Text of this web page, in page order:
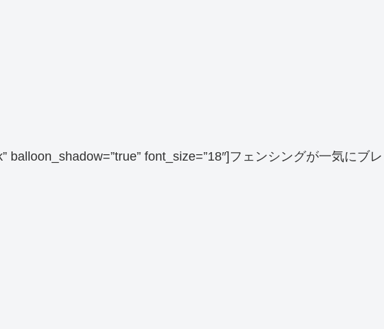
balloon_shadow=”true” font_size=”18″]フェンシングが一気にブレ